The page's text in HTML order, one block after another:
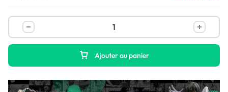
Ajouter au panier